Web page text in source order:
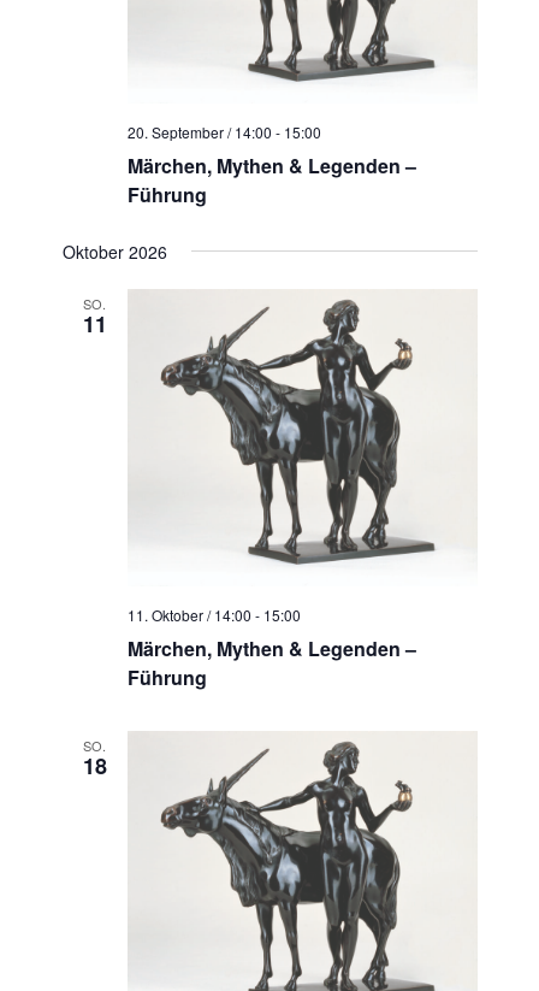
20. September / 14:00 - 15:00
Märchen, Mythen & Legenden –
Führung
Oktober 2026
SO.
11
11. Oktober / 14:00 - 15:00
Märchen, Mythen & Legenden –
Führung
SO.
18